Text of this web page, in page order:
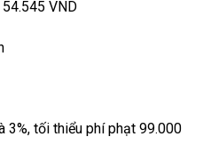
VND
3%, tối thiểu phí phạt 99.000